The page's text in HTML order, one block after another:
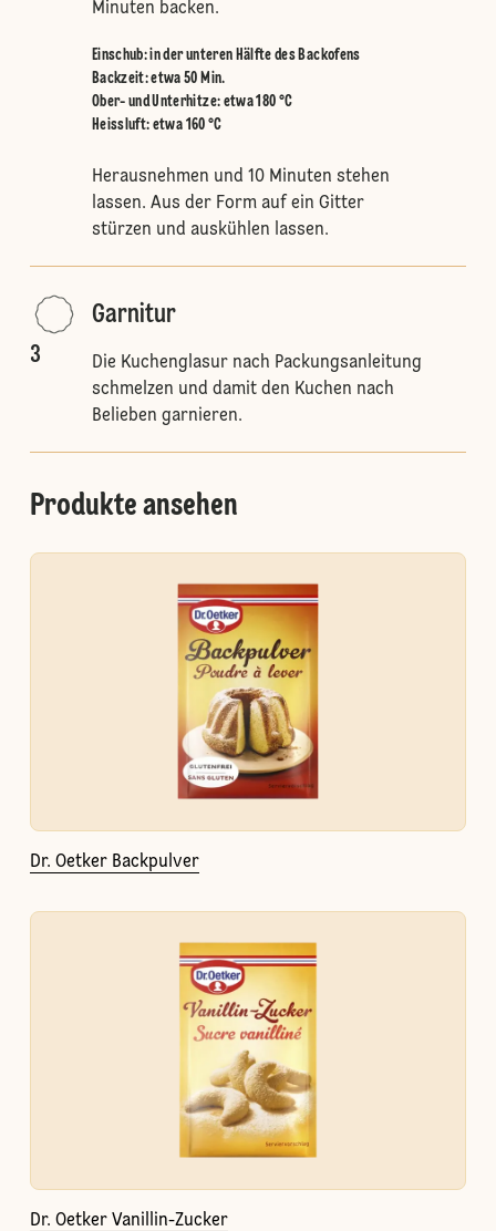
Minuten backen.
Einschub:in der unteren Hälfte des Backofens
Backzeit: etwa 50 Min.
Ober- und Unterhitze: etwa 180 °C
Heissluft: etwa 160 °C
Herausnehmen und 10 Minuten stehen
lassen. Aus der Form auf ein Gitter
stürzen und auskühlen lassen.
3
Garnitur
Die Kuchenglasur nach Packungsanleitung
schmelzen und damit den Kuchen nach
Belieben garnieren.
Produkte ansehen
Dr. Oetker Backpulver
Dr. Oetker Vanillin-Zucker